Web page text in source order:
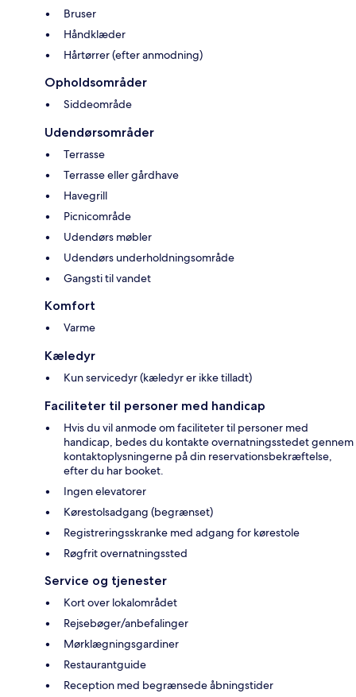
Bruser
Håndklæder
Hårtørrer (efter anmodning)
Opholdsområder
Siddeområde
Udendørsområder
Terrasse
Terrasse eller gårdhave
Havegrill
Picnicområde
Udendørs møbler
Udendørs underholdningsområde
Gangsti til vandet
Komfort
Varme
Kæledyr
Kun servicedyr (kæledyr er ikke tilladt)
Faciliteter til personer med handicap
Hvis du vil anmode om faciliteter til personer med
handicap, bedes du kontakte overnatningsstedet gennem
kontaktoplysningerne på din reservationsbekræftelse,
efter du har booket.
Ingen elevatorer
Kørestolsadgang (begrænset)
Registreringsskranke med adgang for kørestole
Røgfrit overnatningssted
Service og tjenester
Kort over lokalområdet
Rejsebøger/anbefalinger
Mørklægningsgardiner
Restaurantguide
Reception med begrænsede åbningstider